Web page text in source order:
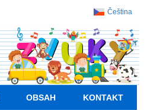
Čeština
OBSAH KONTAKT